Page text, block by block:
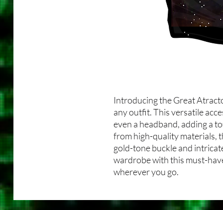
Introducing the Great
any outfit. This versatile
even a headband, adding a
from high-quality materials,
gold-tone buckle and
wardrobe with this must-
wherever you go.